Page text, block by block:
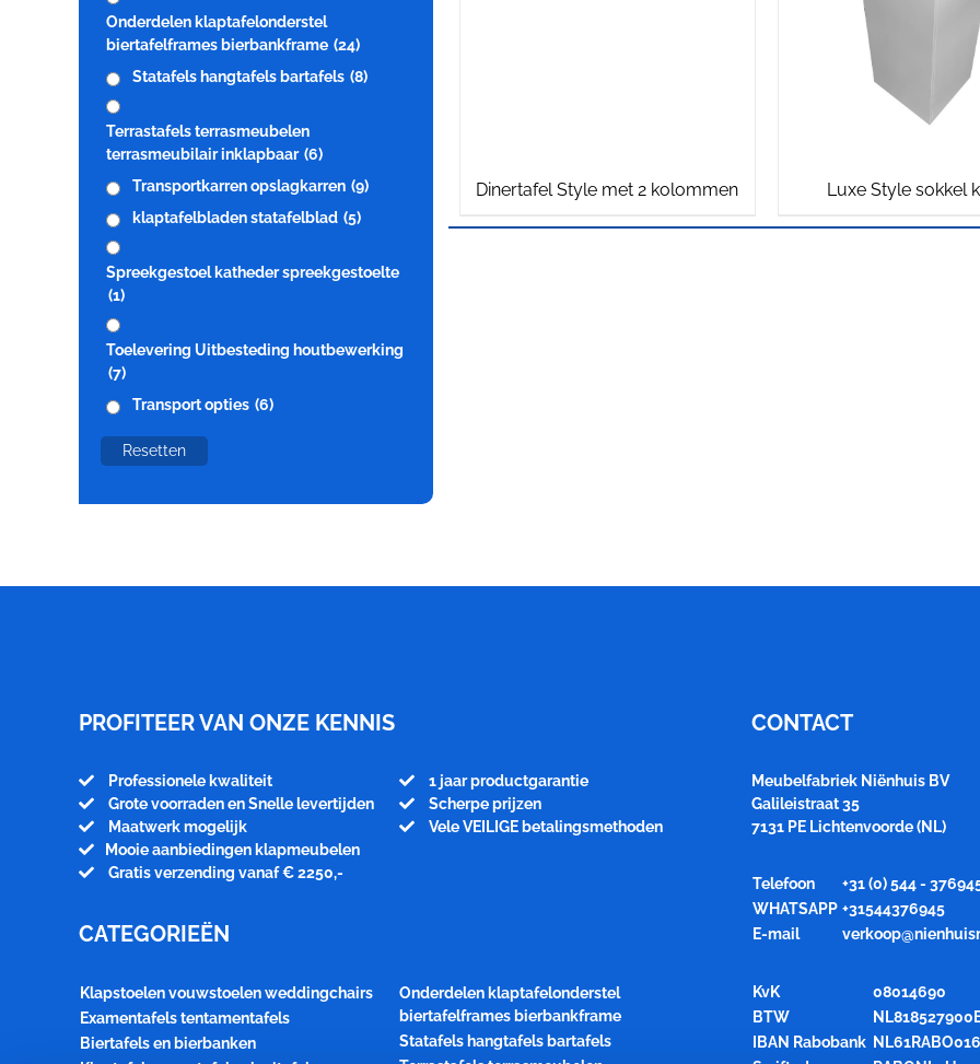
Dinertafel Style met 2 kolommen Luxe Style sokkel
Onderdelen klaptafelonderstel
biertafelframes bierbankframe (24)
Statafels hangtafels bartafels (8)
Terrastafels terrasmeubelen
terrasmeubilair inklapbaar (6)
Transportkarren opslagkarren (9)
klaptafelbladen statafelblad (5)
Spreekgestoel katheder spreekgestoelte
(1)
Toelevering Uitbesteding houtbewerking
(7)
Transport opties (6)
Resetten
PROFITEER VAN ONZE KENNIS
Professionele kwaliteit
Grote voorraden en Snelle levertijden
Maatwerk mogelijk
Mooie aanbiedingen klapmeubelen
Gratis verzending vanaf € 2250,-
1 jaar productgarantie
Scherpe prijzen
Vele VEILIGE betalingsmethoden
CATEGORIEËN
Klapstoelen vouwstoelen weddingchairs
Examentafels tentamentafels
Biertafels en bierbanken
Onderdelen klaptafelonderstel
biertafelframes bierbankframe
Statafels hangtafels bartafels
CONTACT
Meubelfabriek Niënhuis BV
Galileistraat 35
7131 PE Lichtenvoorde (NL)
Telefoon
+31 (0) 544 -
WHATSAPP +31544376945
E-mail
KvK
08014690
BTW
IBAN Rabobank